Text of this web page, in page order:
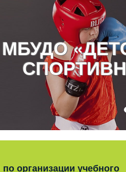
МБУДО
организации учебного